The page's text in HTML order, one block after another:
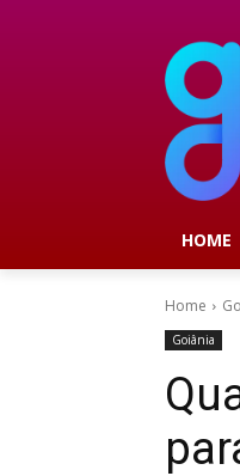
HOME
Home
Goiânia